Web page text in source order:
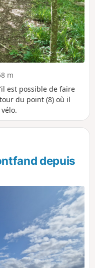
m
est possible de faire
du point (8) où il
depuis